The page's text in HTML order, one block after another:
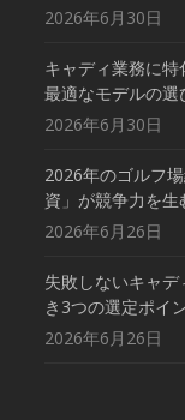
2026年6月30日
キャディ業務に
最適なモデルの選
2026年6月30日
2026年のゴルフ
資」が競争力を生
2026年6月26日
失敗しないキャ
き3つの選定ポイ
2026年6月26日